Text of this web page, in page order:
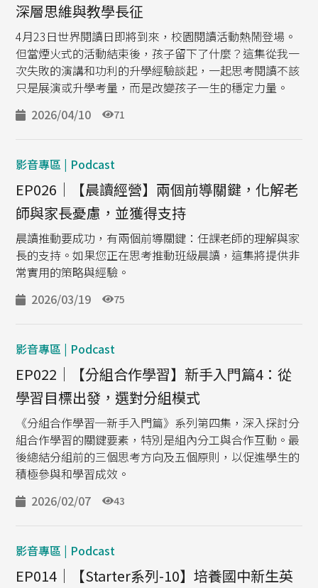
深層思維與教學長征
4月23日世界閱讀日即將到來，校園閱讀活動熱鬧登場。
但當煙火式的活動結束後，孩子留下了什麼？這集從我一
次失敗的演講和功利的升學經驗談起，一起思考閱讀不該
只是展演或升學考量，而是改變孩子一生的穩定力量。
2026/04/10
71
影音專區 | Podcast
EP026｜【晨讀經營】兩個前導關鍵，化解老
師與家長憂慮，並獲得支持
晨讀推動要成功，有兩個前導關鍵：任課老師的理解與家
長的支持。如果您正在思考推動班級晨讀，這集將提供非
常實用的策略與經驗。
2026/03/19
75
影音專區 | Podcast
EP022｜【分組合作學習】新手入門篇4：從
學習目標出發，選對分組模式
《分組合作學習─新手入門篇》系列第四集，深入探討分
組合作學習的關鍵要素，特別是組內分工與合作互動。最
後總結分組前的三個思考方向及五個原則，以促進學生的
積極參與和學習成效。
2026/02/07
43
影音專區 | Podcast
EP014｜【Starter系列-10】培養國中新生英